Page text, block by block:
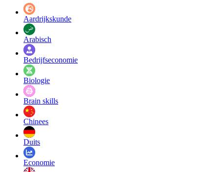
Aardrijkskunde
Arabisch
Bedrijfseconomie
Biologie
Brain skills
Chinees
Duits
Economie